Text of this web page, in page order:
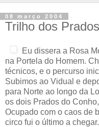
08 março 2004
Trilho dos
Eu dissera a Rosa
na Portela do Homem.
técnicos, e o percurso
Subimos ao Vidual e
para Norte ao longo da
os dois Prados do
Ocupado com o caos de
circo fui o último a